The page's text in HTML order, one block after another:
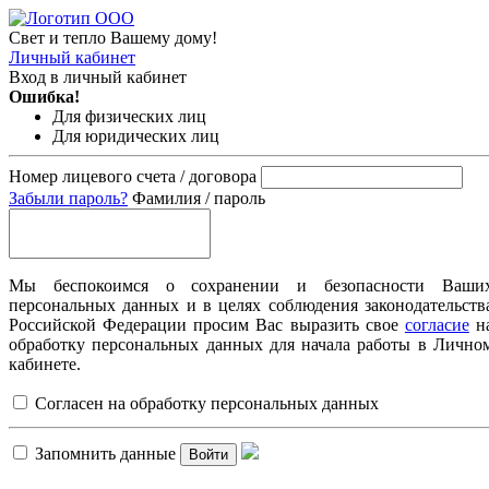
Свет и тепло Вашему дому!
Личный кабинет
Вход в личный кабинет
Ошибка!
Для физических лиц
Для юридических лиц
Номер лицевого счета / договора
Забыли пароль? Фамилия / пароль
Мы беспокоимся о сохранении и безопасности
персональных данных и в целях соблюдения
Российской Федерации просим Вас выразить свое согласие
обработку персональных данных для начала работы в
кабинете.
Согласен на обработку персональных данных
Запомнить данные Войти